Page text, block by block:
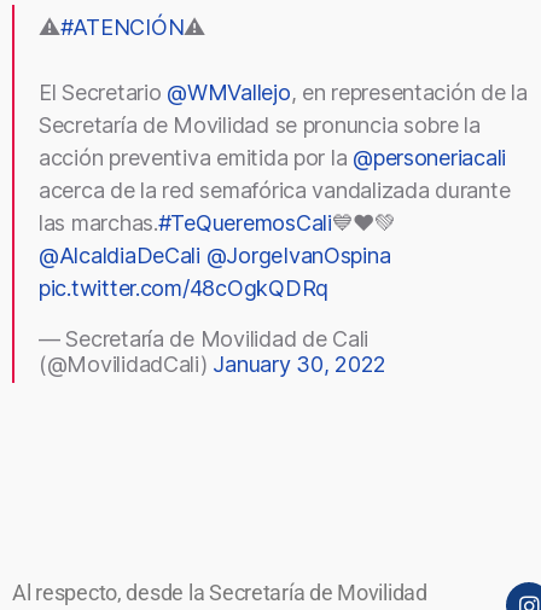
⚠️#ATENCIÓN⚠️
El Secretario @WMVallejo, en representación de la
Secretaría de Movilidad se pronuncia sobre la
acción preventiva emitida por la @personeriacali
acerca de la red semafórica vandalizada durante
las marchas.#TeQueremosCali💙❤️💚
@AlcaldiaDeCali @JorgeIvanOspina
pic.twitter.com/48cOgkQDRq
— Secretaría de Movilidad de Cali
(@MovilidadCali) January 30, 2022
Al respecto, desde la Secretaría de Movilidad